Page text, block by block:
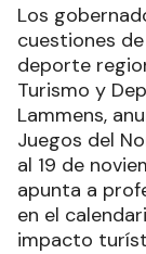
Los
cuestiones
deporte
Turismo y
Lammens,
Juegos del
al 19 de
apunta a
en el
impacto